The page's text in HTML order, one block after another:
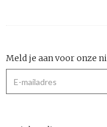
Meld je aan voor onze